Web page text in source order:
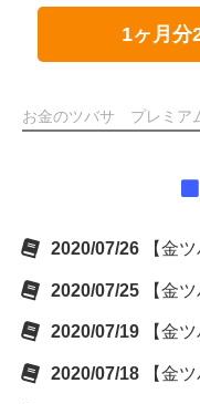
1ヶ月分
お金のツバサ プレミア
2020/07/26 【金
2020/07/25 【金
2020/07/19 【金
2020/07/18 【金